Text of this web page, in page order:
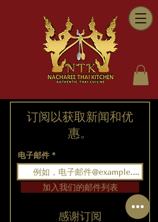
订阅以获取新闻和优
惠。
电子邮件
加入我们的邮件列表
感谢订阅